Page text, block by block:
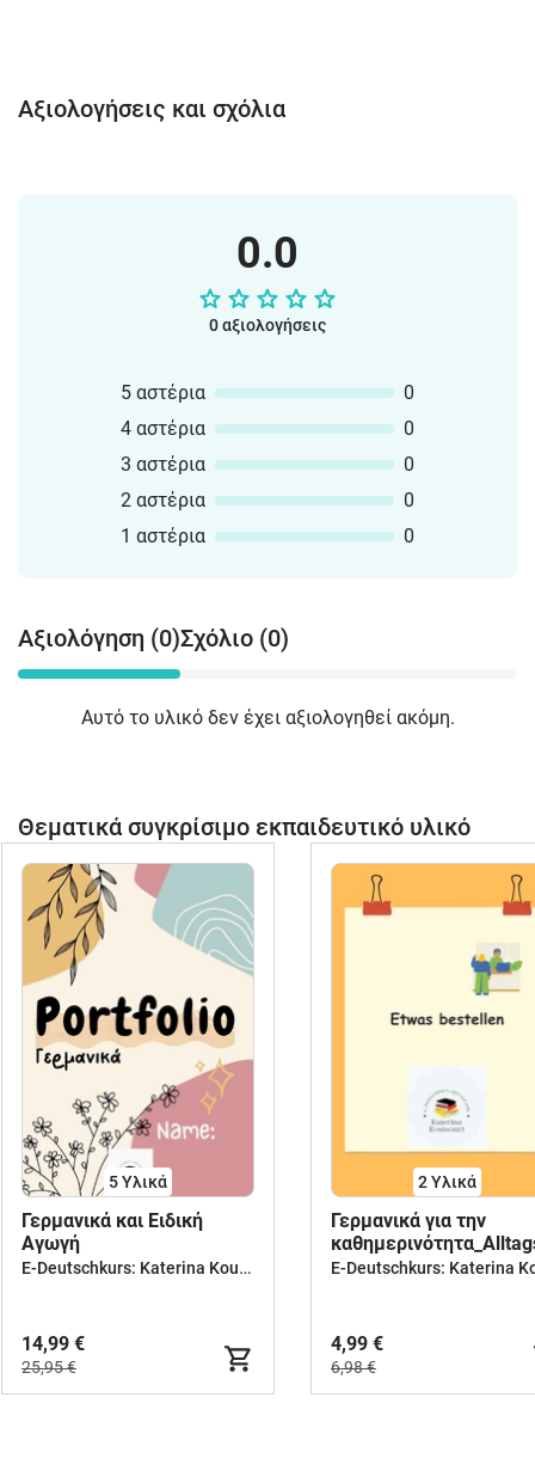
Αξιολογήσεις και σχόλια
0.0
0 αξιολογήσεις
5 αστέρια
0
4 αστέρια
0
3 αστέρια
0
2 αστέρια
0
1 αστέρια
0
Αξιολόγηση (0)Σχόλιο (0)
Αυτό το υλικό δεν έχει αξιολογηθεί ακόμη.
Θεματικά συγκρίσιμο εκπαιδευτικό υλικό
5 Υλικά
Γερμανικά και Ειδική
Αγωγή
E-Deutschkurs: Katerina Koutsouri
14,99 €
25,95 €
2 Υλικά
Γερμανικά για την
4,99 €
6,98 €